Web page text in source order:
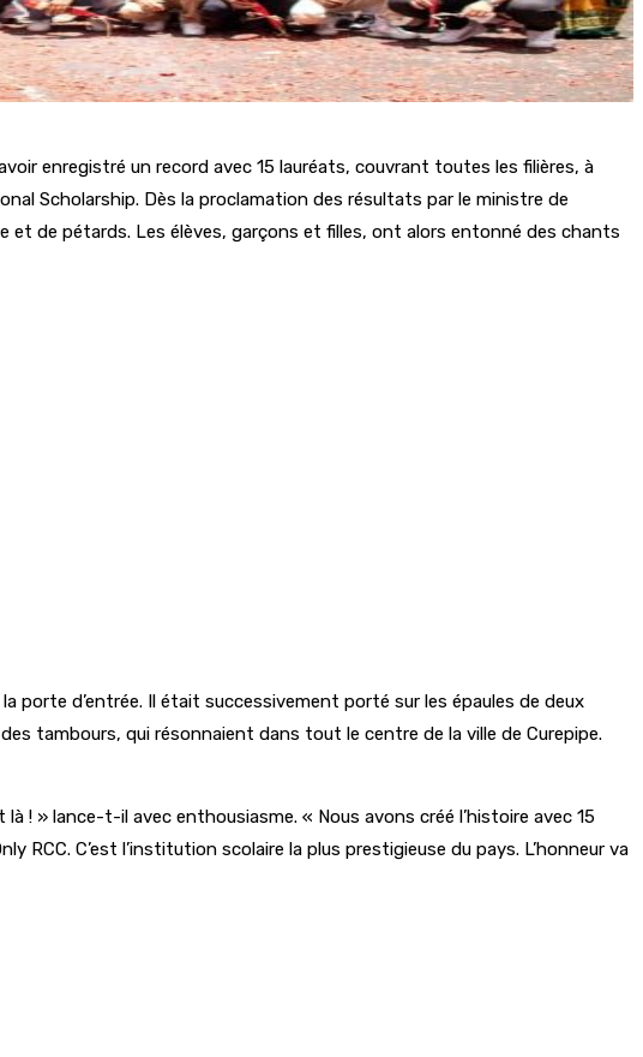
enregistré un record avec 15 lauréats, couvrant toutes les filières, à
Scholarship. Dès la proclamation des résultats par le ministre de
et de pétards. Les élèves, garçons et filles, ont alors entonné des chants
porte d’entrée. Il était successivement porté sur les épaules de deux
tambours, qui résonnaient dans tout le centre de la ville de Curepipe.
! » lance-t-il avec enthousiasme. « Nous avons créé l’histoire avec 15
RCC. C’est l’institution scolaire la plus prestigieuse du pays. L’honneur va